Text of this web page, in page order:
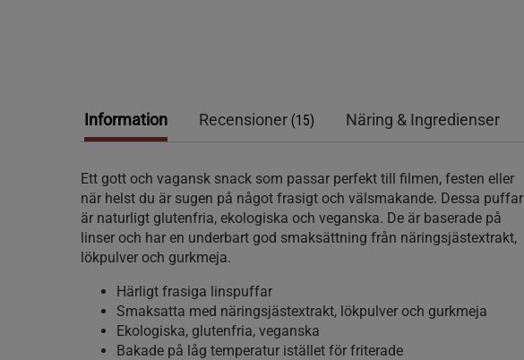
Information Recensioner (15) Näring & Ingredienser
Ett gott och vagansk snack som passar perfekt till filmen, festen eller
när helst du är sugen på något frasigt och välsmakande. Dessa puffar
är naturligt glutenfria, ekologiska och veganska. De är baserade på
linser och har en underbart god smaksättning från näringsjästextrakt,
lökpulver och gurkmeja.
Härligt frasiga linspuffar
Smaksatta med näringsjästextrakt, lökpulver och gurkmeja
Ekologiska, glutenfria, veganska
Bakade på låg temperatur istället för friterade